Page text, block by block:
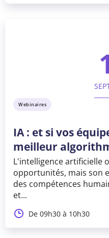
Webinaires
IA : et si vos
meilleur
L'intelligence artificielle
opportunités, mais son
des compétences
et...
De 09h30 à 10h30